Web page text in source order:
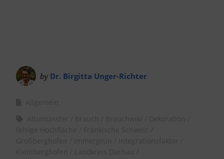
by Dr. Birgitta Unger-Richter